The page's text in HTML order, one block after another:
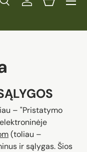
PaieškaPrisijungtiKrepšelis
– "Pristatymo
(toliau –
ir sąlygas. Šios